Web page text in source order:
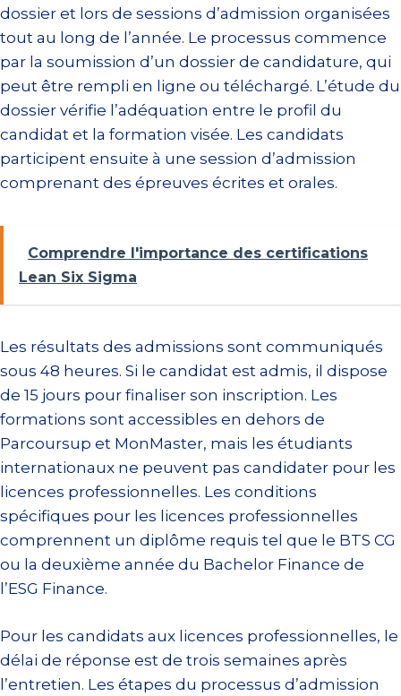
dossier et lors de sessions d’admission organisées
tout au long de l’année. Le processus commence
par la soumission d’un dossier de candidature, qui
peut être rempli en ligne ou téléchargé. L’étude du
dossier vérifie l’adéquation entre le profil du
candidat et la formation visée. Les candidats
participent ensuite à une session d’admission
comprenant des épreuves écrites et orales.
Comprendre l'importance des certifications
Lean Six Sigma
Les résultats des admissions sont communiqués
sous 48 heures. Si le candidat est admis, il dispose
de 15 jours pour finaliser son inscription. Les
formations sont accessibles en dehors de
Parcoursup et MonMaster, mais les étudiants
internationaux ne peuvent pas candidater pour les
licences professionnelles. Les conditions
spécifiques pour les licences professionnelles
comprennent un diplôme requis tel que le BTS CG
ou la deuxième année du Bachelor Finance de
l’ESG Finance.
Pour les candidats aux licences professionnelles, le
délai de réponse est de trois semaines après
l’entretien. Les étapes du processus d’admission